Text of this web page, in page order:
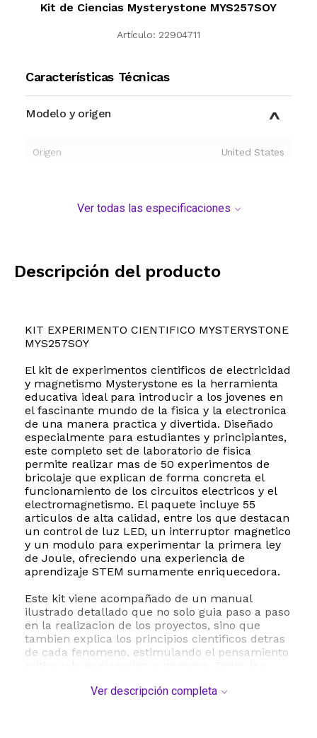
Kit de Ciencias Mysterystone MYS257SOY
Artículo: 22904711
Características Técnicas
Modelo y origen
Origen United States
Ver todas las especificaciones
Descripción del producto
KIT EXPERIMENTO CIENTIFICO MYSTERYSTONE
MYS257SOY
El kit de experimentos cientificos de electricidad
y magnetismo Mysterystone es la herramienta
educativa ideal para introducir a los jovenes en
el fascinante mundo de la fisica y la electronica
de una manera practica y divertida. Diseñado
especialmente para estudiantes y principiantes,
este completo set de laboratorio de fisica
permite realizar mas de 50 experimentos de
bricolaje que explican de forma concreta el
funcionamiento de los circuitos electricos y el
electromagnetismo. El paquete incluye 55
articulos de alta calidad, entre los que destacan
un control de luz LED, un interruptor magnetico
y un modulo para experimentar la primera ley
de Joule, ofreciendo una experiencia de
aprendizaje STEM sumamente enriquecedora.
Este kit viene acompañado de un manual
ilustrado detallado que no solo guia paso a paso
en la realizacion de los proyectos, sino que
tambien explica los principios cientificos detras
de cada fenomeno, estimulando el pensamiento
seguros como plastico, metal y silicona, y se
Ver descripción completa